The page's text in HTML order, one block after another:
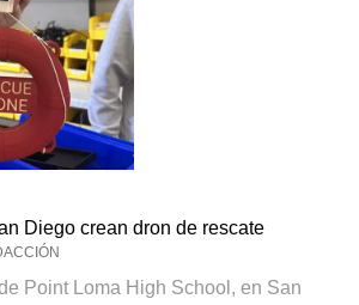
Diego crean dron de rescate
Point Loma High School, en San